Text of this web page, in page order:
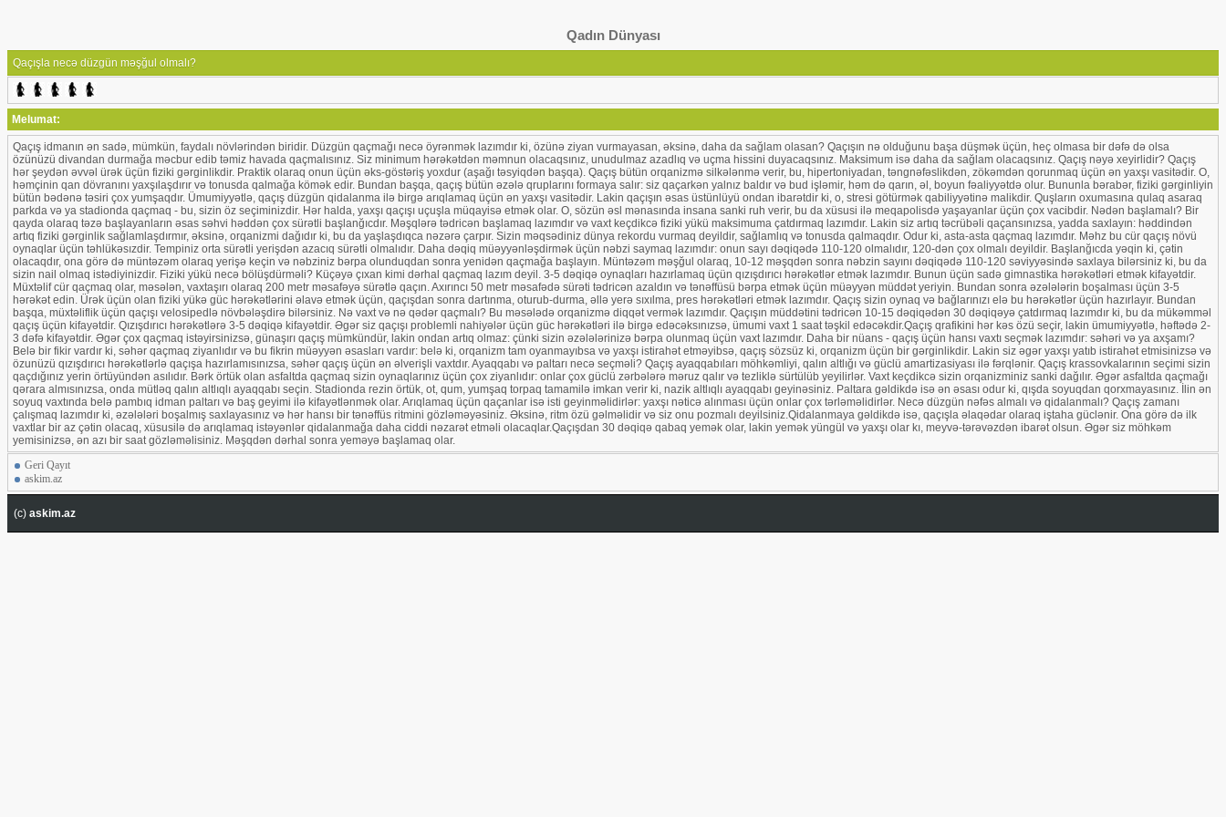
Qadın Dünyası
Qaçışla necə düzgün məşğul olmalı?
Melumat:
Qaçış idmanın ən sadə, mümkün, faydalı növlərindən biridir. Düzgün qaçmağı necə öyrənmək lazımdır ki, özünə ziyan vurmayasan, əksinə, daha da sağlam olasan? Qaçışın nə olduğunu başa düşmək üçün, heç olmasa bir dəfə də olsa
özünüzü divandan durmağa məcbur edib təmiz havada qaçmalısınız. Siz minimum hərəkətdən məmnun olacaqsınız, unudulmaz azadlıq və uçma hissini duyacaqsınız. Maksimum isə daha da sağlam olacaqsınız. Qaçış nəyə xeyirlidir? Qaçış
hər şeydən əvvəl ürək üçün fiziki gərginlikdir. Praktik olaraq onun üçün əks-göstəriş yoxdur (aşağı təsyiqdən başqa). Qaçış bütün orqanizmə silkələnmə verir, bu, hipertoniyadan, təngnəfəslikdən, zökəmdən qorunmaq üçün ən yaxşı vasitədir. O,
həmçinin qan dövranını yaxşılaşdırır və tonusda qalmağa kömək edir. Bundan başqa, qaçış bütün əzələ qruplarını formaya salır: siz qaçarkən yalnız baldır və bud işləmir, həm də qarın, əl, boyun fəaliyyətdə olur. Bununla bərabər, fiziki gərginliyin
bütün bədənə təsiri çox yumşaqdır. Ümumiyyətlə, qaçış düzgün qidalanma ilə birgə arıqlamaq üçün ən yaxşı vasitədir. Lakin qaçışın əsas üstünlüyü ondan ibarətdir ki, o, stresi götürmək qabiliyyətinə malikdir. Quşların oxumasına qulaq asaraq
parkda və ya stadionda qaçmaq - bu, sizin öz seçiminizdir. Hər halda, yaxşı qaçışı uçuşla müqayisə etmək olar. O, sözün əsl mənasında insana sanki ruh verir, bu da xüsusi ilə meqapolisdə yaşayanlar üçün çox vacibdir. Nədən başlamalı? Bir
qayda olaraq təzə başlayanların əsas səhvi həddən çox sürətli başlanğıcdır. Məşqlərə tədricən başlamaq lazımdır və vaxt keçdikcə fiziki yükü maksimuma çatdırmaq lazımdır. Lakin siz artıq təcrübəli qaçansınızsa, yadda saxlayın: həddindən
artıq fiziki gərginlik sağlamlaşdırmır, əksinə, orqanizmi dağıdır ki, bu da yaşlaşdıqca nəzərə çarpır. Sizin məqsədiniz dünya rekordu vurmaq deyildir, sağlamlıq və tonusda qalmaqdır. Odur ki, asta-asta qaçmaq lazımdır. Məhz bu cür qaçış növü
oynaqlar üçün təhlükəsızdir. Tempiniz orta sürətli yerişdən azacıq sürətli olmalıdır. Daha dəqiq müəyyənləşdirmək üçün nəbzi saymaq lazımdır: onun sayı dəqiqədə 110-120 olmalıdır, 120-dən çox olmalı deyildir. Başlanğıcda yəqin ki, çətin
olacaqdır, ona görə də müntəzəm olaraq yerişə keçin və nəbziniz bərpa olunduqdan sonra yenidən qaçmağa başlayın. Müntəzəm məşğul olaraq, 10-12 məşqdən sonra nəbzin sayını dəqiqədə 110-120 səviyyəsində saxlaya bilərsiniz ki, bu da
sizin nail olmaq istədiyinizdir. Fiziki yükü necə bölüşdürməli? Küçəyə çıxan kimi dərhal qaçmaq lazım deyil. 3-5 dəqiqə oynaqları hazırlamaq üçün qızışdırıcı hərəkətlər etmək lazımdır. Bunun üçün sadə gimnastika hərəkətləri etmək kifayətdir.
Müxtəlif cür qaçmaq olar, məsələn, vaxtaşırı olaraq 200 metr məsafəyə sürətlə qaçın. Axırıncı 50 metr məsafədə sürəti tədricən azaldın və tənəffüsü bərpa etmək üçün müəyyən müddət yeriyin. Bundan sonra əzələlərin boşalması üçün 3-5
hərəkət edin. Ürək üçün olan fiziki yükə güc hərəkətlərini əlavə etmək üçün, qaçışdan sonra dartınma, oturub-durma, əllə yerə sıxılma, pres hərəkətləri etmək lazımdır. Qaçış sizin oynaq və bağlarınızı elə bu hərəkətlər üçün hazırlayır. Bundan
başqa, müxtəliflik üçün qaçışı velosipedlə növbələşdirə bilərsiniz. Nə vaxt və nə qədər qaçmalı? Bu məsələdə orqanizmə diqqət vermək lazımdır. Qaçışın müddətini tədricən 10-15 dəqiqədən 30 dəqiqəyə çatdırmaq lazımdır ki, bu da mükəmməl
qaçış üçün kifayətdir. Qızışdırıcı hərəkətlərə 3-5 dəqiqə kifayətdir. Əgər siz qaçışı problemli nahiyələr üçün güc hərəkətləri ilə birgə edəcəksınızsə, ümumi vaxt 1 saat təşkil edəcəkdir.Qaçış qrafikini hər kəs özü seçir, lakin ümumiyyətlə, həftədə 2-
3 dəfə kifayətdir. Əgər çox qaçmaq istəyirsinizsə, günaşırı qaçış mümkündür, lakin ondan artıq olmaz: çünki sizin əzələlərinizə bərpa olunmaq üçün vaxt lazımdır. Daha bir nüans - qaçış üçün hansı vaxtı seçmək lazımdır: səhəri və ya axşamı?
Belə bir fikir vardır ki, səhər qaçmaq ziyanlıdır və bu fikrin müəyyən əsasları vardır: belə ki, orqanizm tam oyanmayıbsa və yaxşı istirahət etməyibsə, qaçış sözsüz ki, orqanizm üçün bir gərginlikdir. Lakin siz əgər yaxşı yatıb istirahət etmisinizsə və
özunüzü qızışdırıcı hərəkətlərlə qaçışa hazırlamısınızsa, səhər qaçış üçün ən əlverişli vaxtdır. Ayaqqabı və paltarı necə seçməli? Qaçış ayaqqabıları möhkəmliyi, qalın altlığı və güclü amartizasiyası ilə fərqlənir. Qaçış krassovkalarının seçimi sizin
qaçdığınız yerin örtüyündən asılıdır. Bərk örtük olan asfaltda qaçmaq sizin oynaqlarınız üçün çox ziyanlıdır: onlar çox güclü zərbələrə məruz qalır və tezliklə sürtülüb yeyilirlər. Vaxt keçdikcə sizin orqanizminiz sanki dağılır. Əgər asfaltda qaçmağı
qərara almısınızsa, onda mütləq qalın altlıqlı ayaqqabı seçin. Stadionda rezin örtük, ot, qum, yumşaq torpaq tamamilə imkan verir ki, nazik altlıqlı ayaqqabı geyinəsiniz. Paltara gəldikdə isə ən əsası odur ki, qışda soyuqdan qorxmayasınız. İlin ən
soyuq vaxtında belə pambıq idman paltarı və baş geyimi ilə kifayətlənmək olar. Arıqlamaq üçün qaçanlar isə isti geyinməlidirlər: yaxşı nəticə alınması üçün onlar çox tərləməlidirlər. Necə düzgün nəfəs almalı və qidalanmalı? Qaçış zamanı
çalışmaq lazımdır ki, əzələləri boşalmış saxlayasınız və hər hansı bir tənəffüs ritmini gözləməyəsiniz. Əksinə, ritm özü gəlməlidir və siz onu pozmalı deyilsiniz.Qidalanmaya gəldikdə isə, qaçışla əlaqədar olaraq iştaha güclənir. Ona görə də ilk
vaxtlar bir az çətin olacaq, xüsusilə də arıqlamaq istəyənlər qidalanmağa daha ciddi nəzarət etməli olacaqlar.Qaçışdan 30 dəqiqə qabaq yemək olar, lakin yemək yüngül və yaxşı olar kı, meyvə-tərəvəzdən ibarət olsun. Əgər siz möhkəm
yemisinizsə, ən azı bir saat gözləməlisiniz. Məşqdən dərhal sonra yeməyə başlamaq olar.
Geri Qayıt
askim.az
(c) askim.az